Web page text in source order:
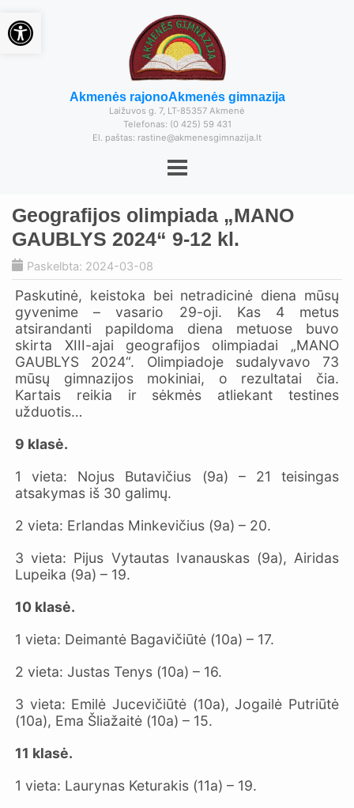
Akmenės rajonoAkmenės gimnazija
Laižuvos g. 7, LT-85357 Akmenė
Telefonas: (0 425) 59 431
El. paštas: rastine@akmenesgimnazija.lt
Geografijos olimpiada „MANO
GAUBLYS 2024“ 9-12 kl.
Paskelbta: 2024-03-08
Paskutinė, keistoka bei netradicinė diena mūsų
gyvenime – vasario 29-oji. Kas 4 metus
atsirandanti papildoma diena metuose buvo
skirta XIII-ajai geografijos olimpiadai „MANO
GAUBLYS 2024“. Olimpiadoje sudalyvavo 73
mūsų gimnazijos mokiniai, o rezultatai čia.
Kartais reikia ir sėkmės atliekant testines
užduotis…
9 klasė.
1 vieta: Nojus Butavičius (9a) – 21 teisingas
atsakymas iš 30 galimų.
2 vieta: Erlandas Minkevičius (9a) – 20.
3 vieta: Pijus Vytautas Ivanauskas (9a), Airidas
Lupeika (9a) – 19.
10 klasė.
1 vieta: Deimantė Bagavičiūtė (10a) – 17.
2 vieta: Justas Tenys (10a) – 16.
3 vieta: Emilė Jucevičiūtė (10a), Jogailė Putriūtė
(10a), Ema Šliažaitė (10a) – 15.
11 klasė.
1 vieta: Laurynas Keturakis (11a) – 19.
Open toolbar